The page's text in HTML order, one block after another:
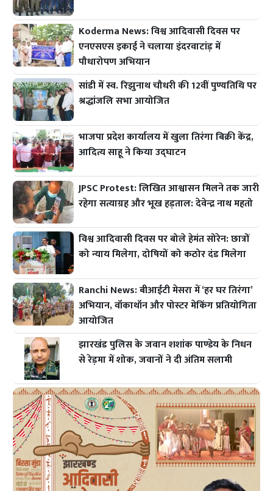
Koderma News: विश्व आदिवासी दिवस पर
एनएसएस इकाई ने चलाया इंदरवाटांड़ में
पौधारोपण अभियान
सांडी में स्व. रिझुनाथ चौधरी की 12वीं पुण्यतिथि पर
श्रद्धांजलि सभा आयोजित
भाजपा प्रदेश कार्यालय में खुला तिरंगा बिक्री केंद्र,
आदित्य साहू ने किया उद्घाटन
JPSC Protest: लिखित आश्वासन मिलने तक जारी
रहेगा सत्याग्रह और भूख हड़ताल: देवेन्द्र नाथ महतो
विश्व आदिवासी दिवस पर बोले हेमंत सोरेन: छात्रों
को न्याय मिलेगा, दोषियों को कठोर दंड मिलेगा
Ranchi News: बीआईटी मेसरा में ‘हर घर तिरंगा’
अभियान, वॉकाथॉन और पोस्टर मेकिंग प्रतियोगिता
आयोजित
झारखंड पुलिस के जवान शशांक पाण्डेय के निधन
से रेड़मा में शोक, जवानों ने दी अंतिम सलामी